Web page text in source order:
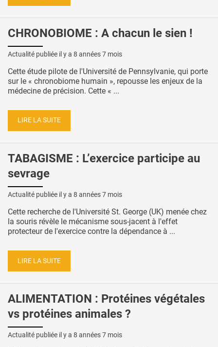
CHRONOBIOME : A chacun le sien !
Actualité publiée il y a 8 années 7 mois
Cette étude pilote de l'Université de Pennsylvanie, qui porte
sur le « chronobiome humain », repousse les enjeux de la
médecine de précision. Cette « ...
LIRE LA SUITE
TABAGISME : L’exercice participe au
sevrage
Actualité publiée il y a 8 années 7 mois
Cette recherche de l'Université St. George (UK) menée chez
la souris révèle le mécanisme sous-jacent à l'effet
protecteur de l'exercice contre la dépendance à ...
LIRE LA SUITE
ALIMENTATION : Protéines végétales
vs protéines animales ?
Actualité publiée il y a 8 années 7 mois